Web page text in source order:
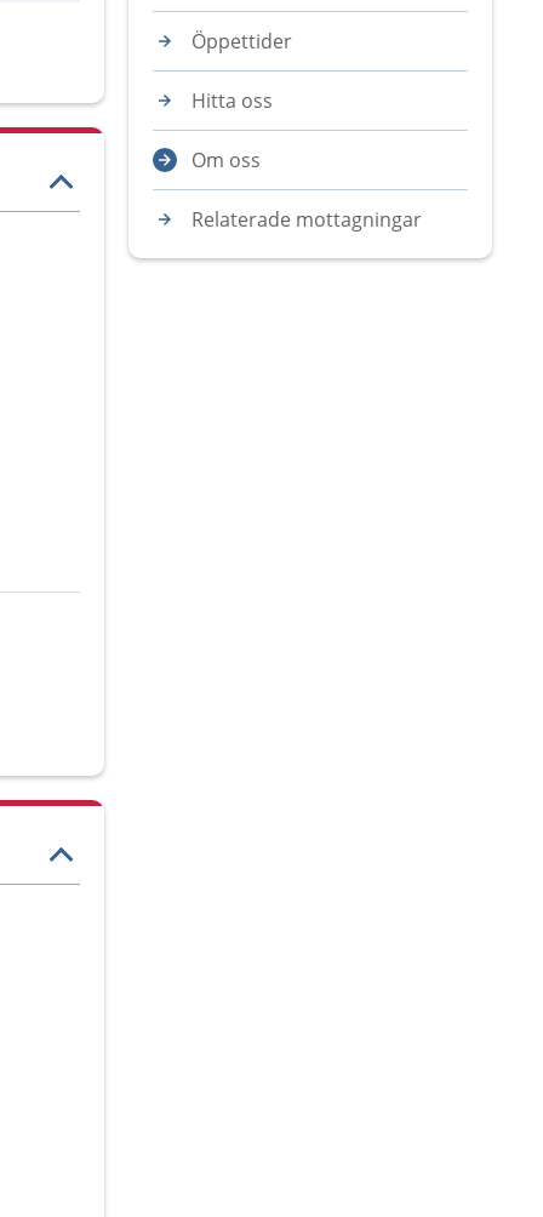
Öppettider
Hitta oss
Om oss
Relaterade mottagningar